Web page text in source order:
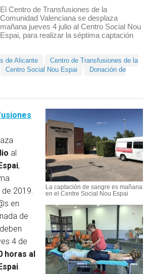
El Centro de Transfusiones de la
Comunidad Valenciana se desplaza
mañana jueves 4 julio al Centro Social Nou
Espai, para realizar la séptima captación
de Alicante
Centro de Transfusiones de la
Centro Social Nou Espai
Donación de
La captación de sangre es mañana
en el Centre Social Nou Espai
al
,
2019.
en
de
4 de
horas al
.